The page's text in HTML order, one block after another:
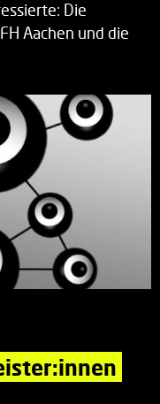
Die
Aachen und die